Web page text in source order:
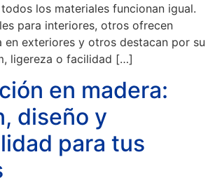
los materiales funcionan igual.
para interiores, otros ofrecen
en exteriores y otros destacan por su
ligereza o facilidad […]
en madera:
diseño y
para tus